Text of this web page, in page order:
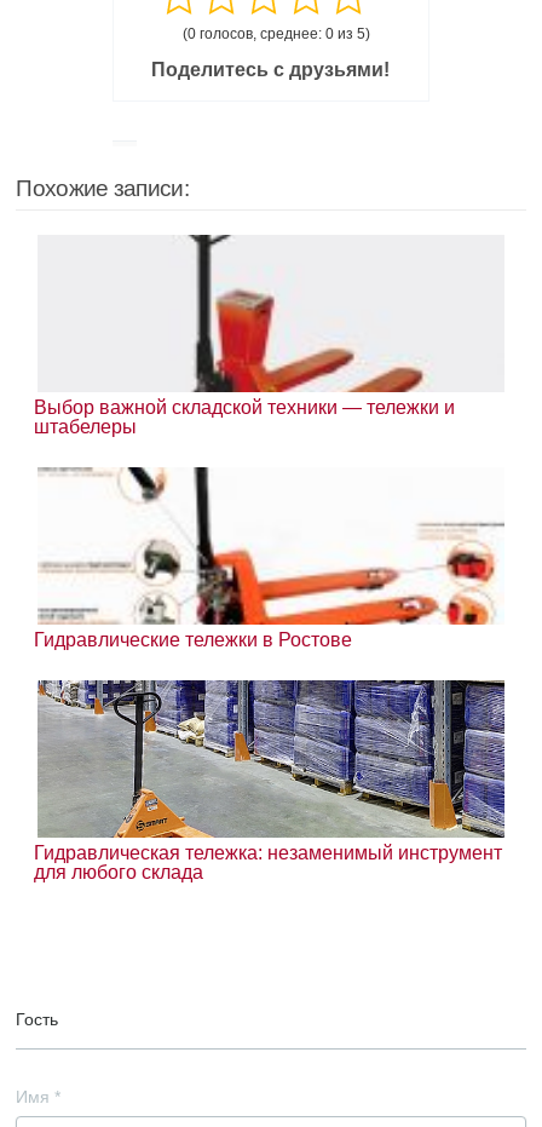
(0 голосов, среднее: 0 из 5)
Поделитесь с друзьями!
Похожие записи:
Выбор важной складской техники — тележки и
штабелеры
Гидравлические тележки в Ростове
Гидравлическая тележка: незаменимый инструмент
для любого склада
Гость
Имя *